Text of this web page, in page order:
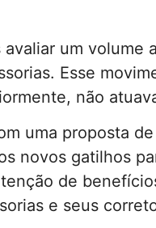
um volume
Esse
não
uma proposta
novos gatilhos
de
e seus